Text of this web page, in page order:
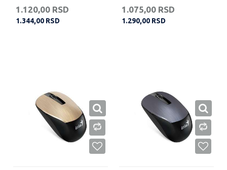
1.120,00 RSD
1.344,00 RSD
1.075,00 RSD
1.290,00 RSD